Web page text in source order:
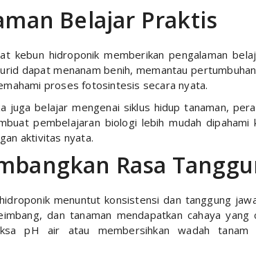
Belajar Praktis
kebun hidroponik memberikan pengalaman
dapat menanam benih, memantau
proses fotosintesis secara nyata.
juga belajar mengenai siklus hidup tanaman,
pembelajaran biologi lebih mudah
aktivitas nyata.
Rasa
menuntut konsistensi dan tanggung
dan tanaman mendapatkan cahaya yang
pH air atau membersihkan wadah tanam